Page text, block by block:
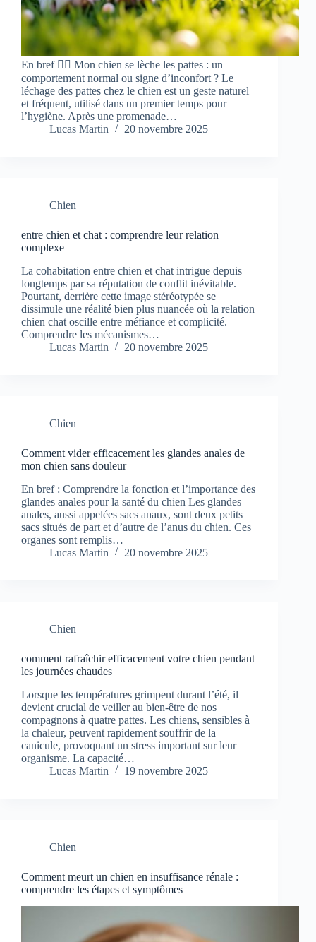
En bref 🐕‍🦺 Mon chien se lèche les pattes : un
comportement normal ou signe d’inconfort ? Le
léchage des pattes chez le chien est un geste naturel
et fréquent, utilisé dans un premier temps pour
l’hygiène. Après une promenade…
Lucas Martin
20 novembre 2025
Chien
entre chien et chat : comprendre leur relation
complexe
La cohabitation entre chien et chat intrigue depuis
longtemps par sa réputation de conflit inévitable.
Pourtant, derrière cette image stéréotypée se
dissimule une réalité bien plus nuancée où la relation
chien chat oscille entre méfiance et complicité.
Comprendre les mécanismes…
Lucas Martin
20 novembre 2025
Chien
Comment vider efficacement les glandes anales de
mon chien sans douleur
En bref : Comprendre la fonction et l’importance des
glandes anales pour la santé du chien Les glandes
anales, aussi appelées sacs anaux, sont deux petits
sacs situés de part et d’autre de l’anus du chien. Ces
organes sont remplis…
Lucas Martin
20 novembre 2025
Chien
comment rafraîchir efficacement votre chien pendant
les journées chaudes
Lorsque les températures grimpent durant l’été, il
devient crucial de veiller au bien-être de nos
compagnons à quatre pattes. Les chiens, sensibles à
la chaleur, peuvent rapidement souffrir de la
canicule, provoquant un stress important sur leur
organisme. La capacité…
Lucas Martin
19 novembre 2025
Chien
Comment meurt un chien en insuffisance rénale :
comprendre les étapes et symptômes